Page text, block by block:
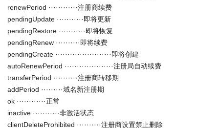
renewPeriod ············注册商续费
pendingUpdate ···········即将更新
pendingRestore ···········即将恢复
pendingRenew ··········即将续费
pendingCreate ·······················即将创建
autoRenewPeriod ····················注册局自动续费
transferPeriod ··········注册商转移期
addPeriod ·········域名新注册期
ok ············正常
inactive ···········非激活状态
clientDeleteProhibited ··········注册商设置禁止删除